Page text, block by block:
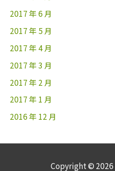
2017 年 6 月
2017 年 5 月
2017 年 4 月
2017 年 3 月
2017 年 2 月
2017 年 1 月
2016 年 12 月
Copyright © 2026